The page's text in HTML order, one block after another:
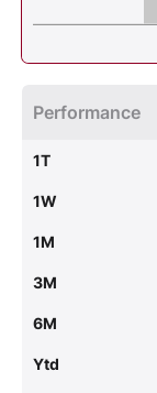
Performance
1T
1W
1M
3M
6M
Ytd